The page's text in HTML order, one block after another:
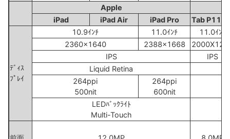
Apple
iPad
iPad Air iPad Pro Tab P11
ﾃﾞｨｽ
ﾌﾟﾚｲ
10.9ｲﾝﾁ 11.0ｲﾝﾁ
11.0ｲﾝﾁ
2360x1640
2388x1668
IPS
IPS
Liquid Retina
264ppi
500nit
264ppi
600nit
LEDﾊﾞｯｸﾗｲﾄ
Multi-Touch